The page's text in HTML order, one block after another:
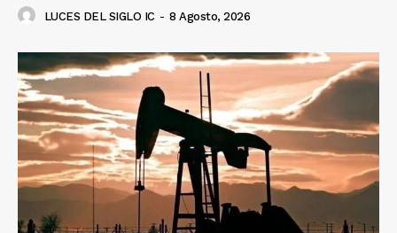
LUCES DEL SIGLO IC - 8 Agosto, 2026